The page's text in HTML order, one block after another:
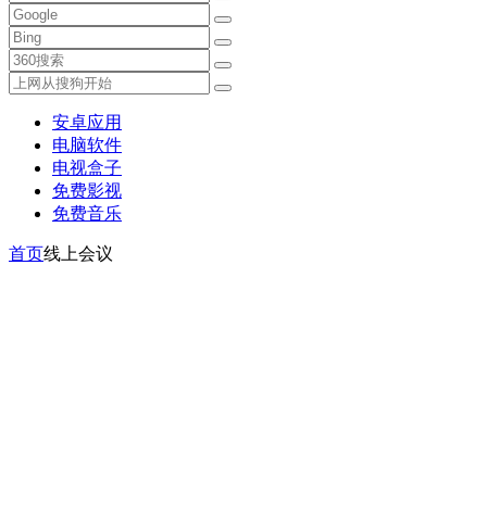
安卓应用
电脑软件
电视盒子
免费影视
免费音乐
首页线上会议